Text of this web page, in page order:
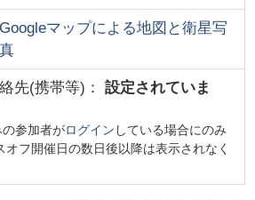
Googleマップによる地図と衛星写
真
先(携帯等)： 設定されていま
参加者がログイン している場合にのみ
フ開催日の数日後以降は表示されなく